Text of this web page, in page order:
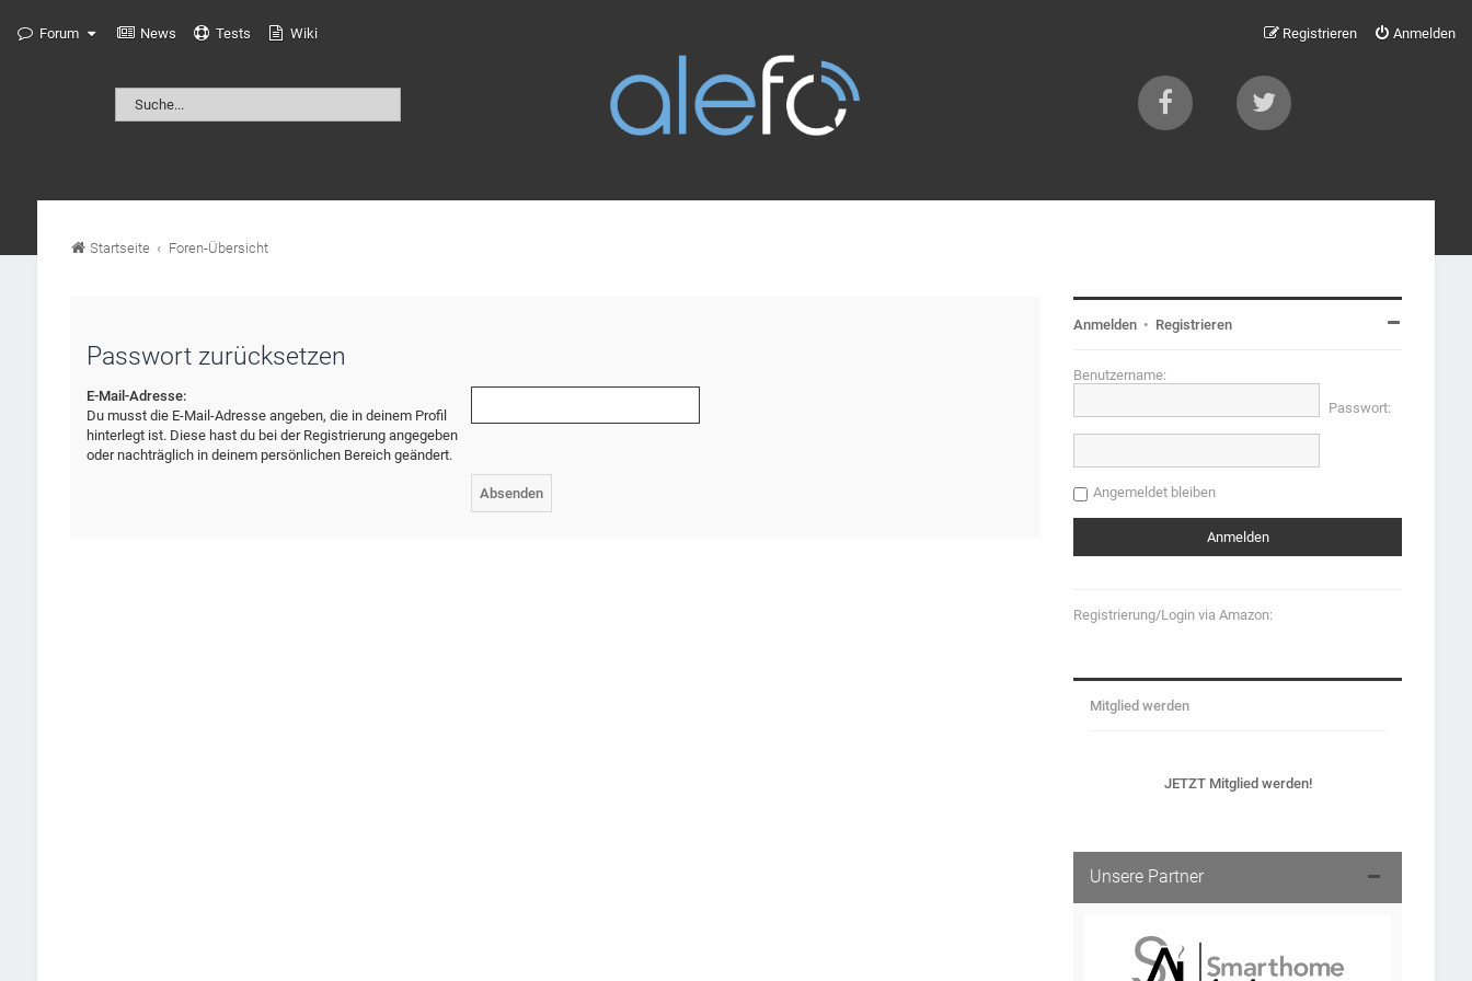
Forum News Tests Wiki Anmelden
Registrieren
Startseite Foren-Übersicht
Passwort zurücksetzen
E-Mail-Adresse:
Du musst die E-Mail-Adresse angeben, die in deinem Profil
hinterlegt ist. Diese hast du bei der Registrierung angegeben
oder nachträglich in deinem persönlichen Bereich geändert.
Anmelden • Registrieren
Benutzername:
Passwort:
Angemeldet bleiben
Registrierung/Login via Amazon:
Mitglied werden
JETZT Mitglied werden!
Unsere Partner